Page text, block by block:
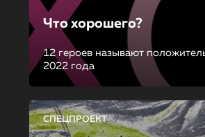
Что хорошего?
12 героев называют
2022 года
СПЕЦПРОЕКТ